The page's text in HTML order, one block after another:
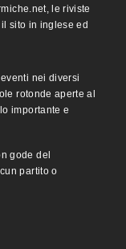
le riviste
sito in inglese ed
nei diversi
rotonde aperte al
importante e
gode del
partito o